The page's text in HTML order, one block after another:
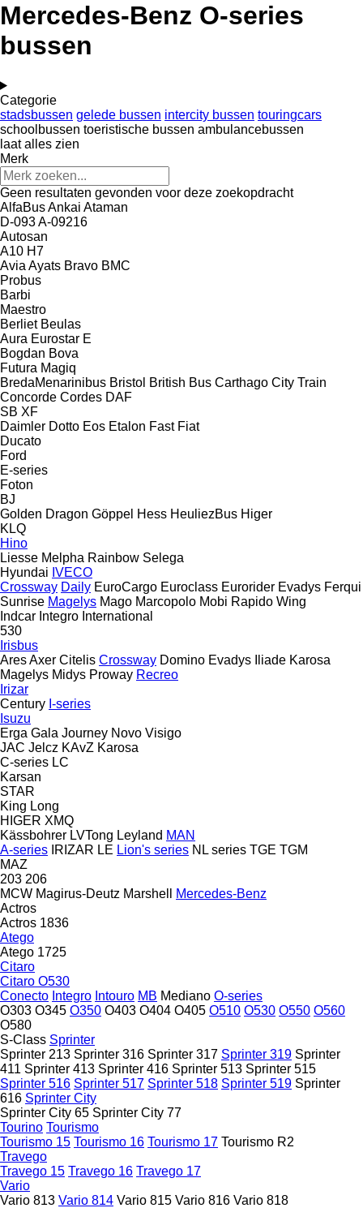
Mercedes-Benz O-series
bussen
Categorie
stadsbussen gelede bussen intercity bussen touringcars
schoolbussen toeristische bussen ambulancebussen
laat alles zien
Merk
Geen resultaten gevonden voor deze zoekopdracht
AlfaBusAnkai Ataman
D-093A-09216
Autosan
A10 H7
Avia Ayats Bravo BMC
Probus
Barbi
Maestro
Berliet Beulas
Aura Eurostar E
Bogdan Bova
Futura Magiq
BredaMenarinibus Bristol British Bus Carthago City Train
Concorde Cordes DAF
SB XF
Daimler Dotto Eos Etalon Fast Fiat
Ducato
Ford
E-series
Foton
BJ
Golden Dragon Göppel Hess HeuliezBus Higer
KLQ
Hino
Liesse Melpha Rainbow Selega
Hyundai IVECO
Crossway Daily EuroCargo Euroclass Eurorider Evadys Ferqui
Sunrise Magelys Mago Marcopolo Mobi Rapido Wing
Indcar Integro International
530
Irisbus
AresAxer Citelis Crossway Domino Evadys Iliade Karosa
Magelys Midys Proway Recreo
Irizar
Century I-series
Isuzu
Erga Gala Journey Novo Visigo
JAC Jelcz KAvZ Karosa
C-series LC
Karsan
STAR
King Long
HIGER XMQ
Kässbohrer LVTong Leyland MAN
A-series IRIZAR LE Lion's series NL series TGE TGM
MAZ
203 206
MCW Magirus-Deutz Marshell
Mercedes-Benz
Actros
Actros 1836
Atego
Atego 1725
Citaro
Citaro O530
Conecto Integro Intouro MB Mediano O-series
O303 O345 O350 O403 O404 O405 O510 O530 O550 O560
O580
S-Class Sprinter
Sprinter 213 Sprinter 316 Sprinter 317 Sprinter 319 Sprinter
411 Sprinter 413 Sprinter 416 Sprinter 513 Sprinter 515
Sprinter 516 Sprinter 517 Sprinter 518 Sprinter 519 Sprinter
616 Sprinter City
Sprinter City 65 Sprinter City 77
Tourino Tourismo
Tourismo 15 Tourismo 16 Tourismo 17 Tourismo R2
Travego
Travego 15 Travego 16 Travego 17
Vario
Vario 813 Vario 814 Vario 815 Vario 816 Vario 818